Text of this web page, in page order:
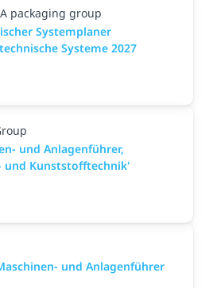
packaging group
Systemplaner
Systeme 2027
und Anlagenführer,
und Kunststofftechnik'
und Anlagenführer